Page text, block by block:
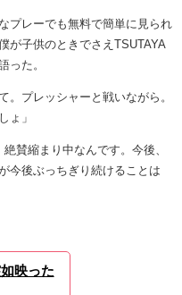
プレーでも無料で簡単に見られ
が子供のときでさえTSUTAYA
った。
。プレッシャーと戦いながら。
ょ」
賛縮まり中なんです。今後、
今後ぶっちぎり続けることは
映った